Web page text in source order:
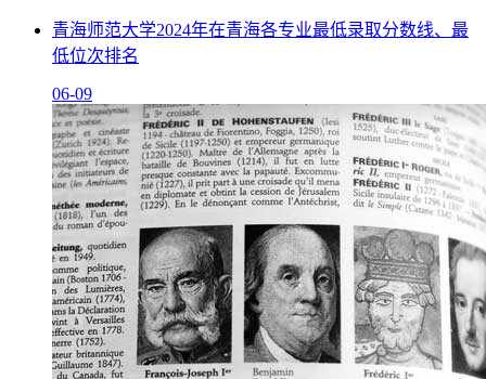
青海师范大学2024年在青海各专业最低录取分数线、最
低位次排名
06-09